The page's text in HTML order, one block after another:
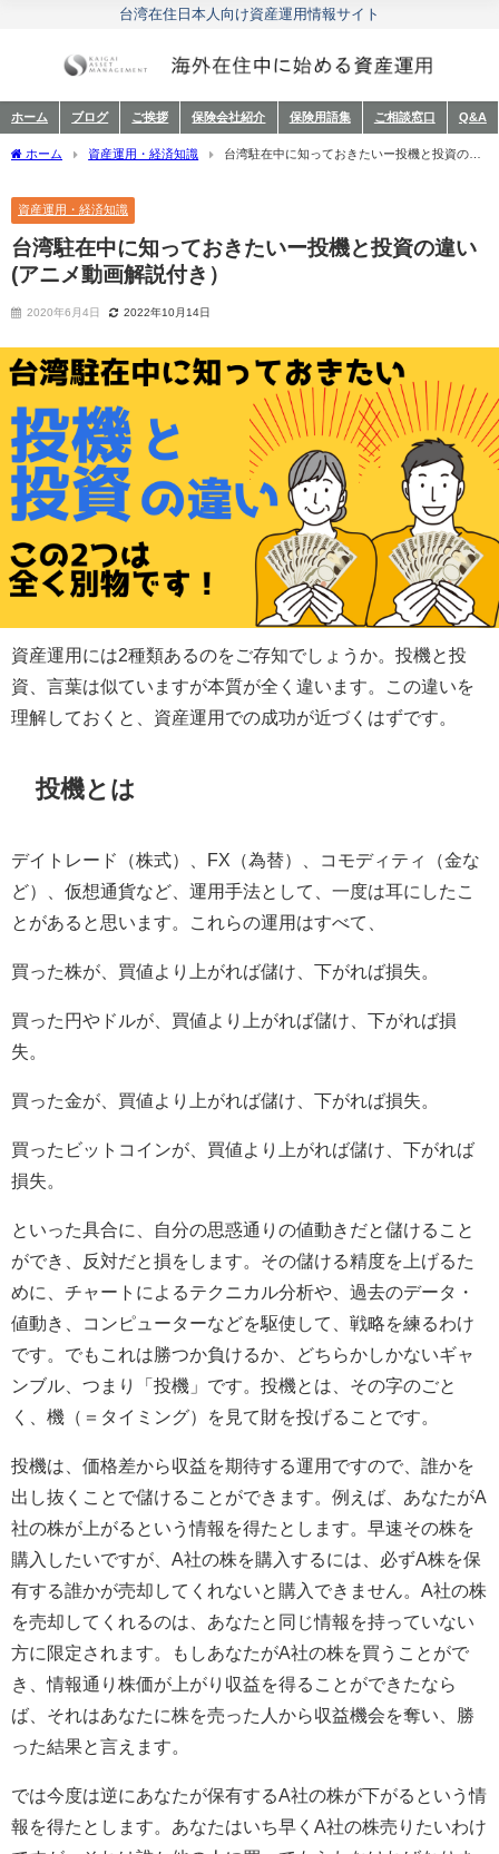
台湾在住日本人向け資産運用情報サイト
ホーム ブログ ご挨拶 保険会社紹介 保険用語集 ご相談窓口 Q&A
ホーム 資産運用・経済知識
台湾駐在中に知っておきたいー投機と投資の違
資産運用・経済知識
台湾駐在中に知っておきたいー投機と投資の違い
(アニメ動画解説付き）
2020年6月4日 2022年10月14日
資産運用には2種類あるのをご存知でしょうか。投機と投
資、言葉は似ていますが本質が全く違います。この違いを
理解しておくと、資産運用での成功が近づくはずです。
投機とは
デイトレード（株式）、FX（為替）、コモディティ（金な
ど）、仮想通貨など、運用手法として、一度は耳にしたこ
とがあると思います。これらの運用はすべて、
買った株が、買値より上がれば儲け、下がれば損失。
買った円やドルが、買値より上がれば儲け、下がれば損
失。
買った金が、買値より上がれば儲け、下がれば損失。
買ったビットコインが、買値より上がれば儲け、下がれば
損失。
といった具合に、自分の思惑通りの値動きだと儲けること
ができ、反対だと損をします。その儲ける精度を上げるた
めに、チャートによるテクニカル分析や、過去のデータ・
値動き、コンピューターなどを駆使して、戦略を練るわけ
です。でもこれは勝つか負けるか、どちらかしかないギャ
ンブル、つまり「投機」です。投機とは、その字のごと
く、機（＝タイミング）を見て財を投げることです。
投機は、価格差から収益を期待する運用ですので、誰かを
出し抜くことで儲けることができます。例えば、あなたがA
社の株が上がるという情報を得たとします。早速その株を
購入したいですが、A社の株を購入するには、必ずA株を保
有する誰かが売却してくれないと購入できません。A社の株
を売却してくれるのは、あなたと同じ情報を持っていない
方に限定されます。もしあなたがA社の株を買うことがで
き、情報通り株価が上がり収益を得ることができたなら
ば、それはあなたに株を売った人から収益機会を奪い、勝
った結果と言えます。
では今度は逆にあなたが保有するA社の株が下がるという情
報を得たとします。あなたはいち早くA社の株売りたいわけ